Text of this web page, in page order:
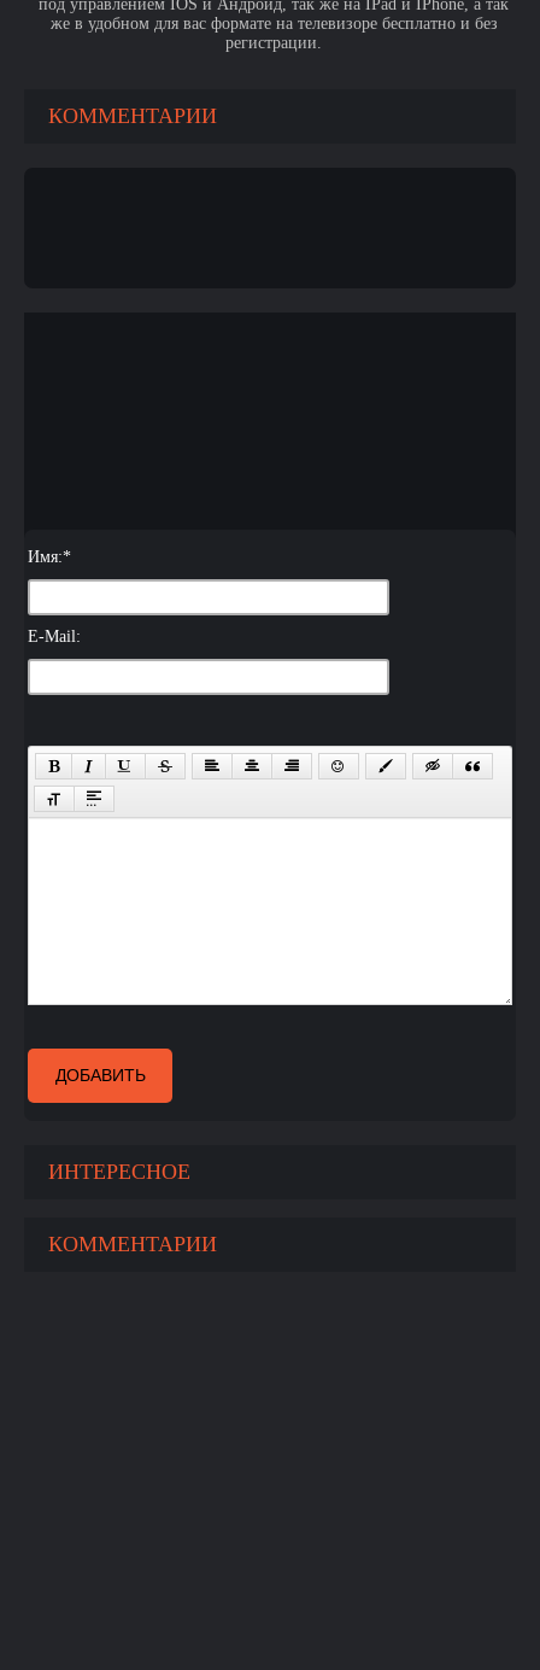
под управлением IOS и Андроид, так же на IPad и IPhone, а так
же в удобном для вас формате на телевизоре бесплатно и без
регистрации.
КОММЕНТАРИИ
Имя:*
E-Mail:
ДОБАВИТЬ
ИНТЕРЕСНОЕ
КОММЕНТАРИИ